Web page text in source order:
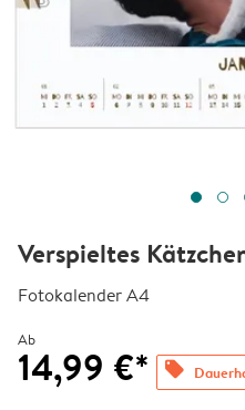
Verspieltes
Fotokalender A4
Ab
14,99 €* offers